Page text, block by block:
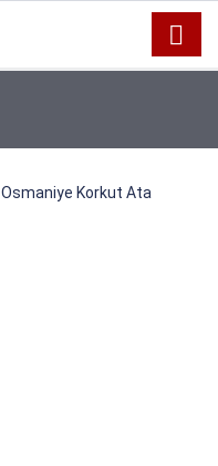
Osmaniye Korkut Ata